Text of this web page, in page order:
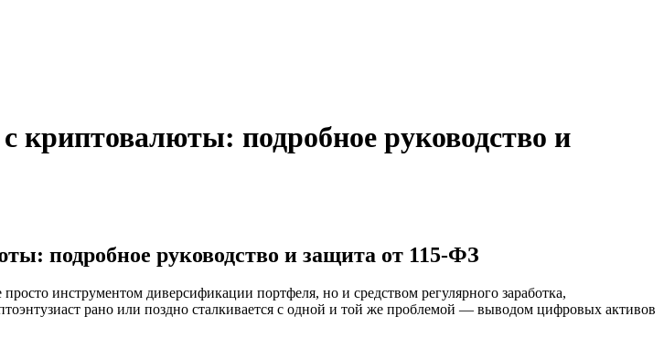
криптовалюты: подробное руководство и
подробное руководство и защита от 115-ФЗ
инструментом диверсификации портфеля, но и средством регулярного заработка,
рано или поздно сталкивается с одной и той же проблемой — выводом цифровых активов